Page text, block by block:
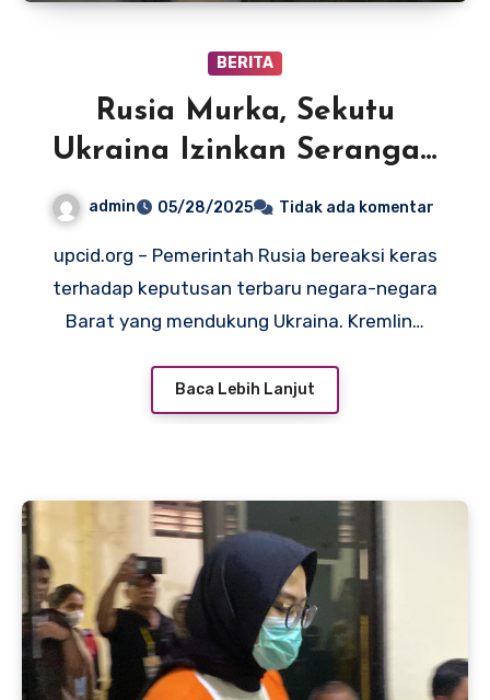
BERITA
Rusia Murka, Sekutu
Ukraina Izinkan Serangan
admin 05/28/2025 Tidak ada komentar
upcid.org – Pemerintah Rusia bereaksi keras
terhadap keputusan terbaru negara-negara
Barat yang mendukung Ukraina. Kremlin…
Baca Lebih Lanjut